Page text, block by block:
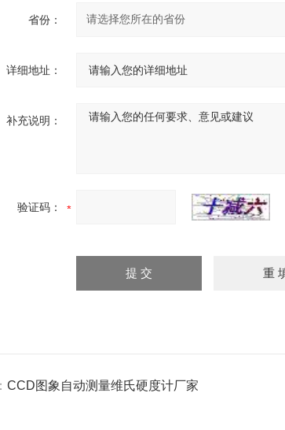
省份：
详细地址：
补充说明：
验证码：
CCD图象自动测量维氏硬度计厂家